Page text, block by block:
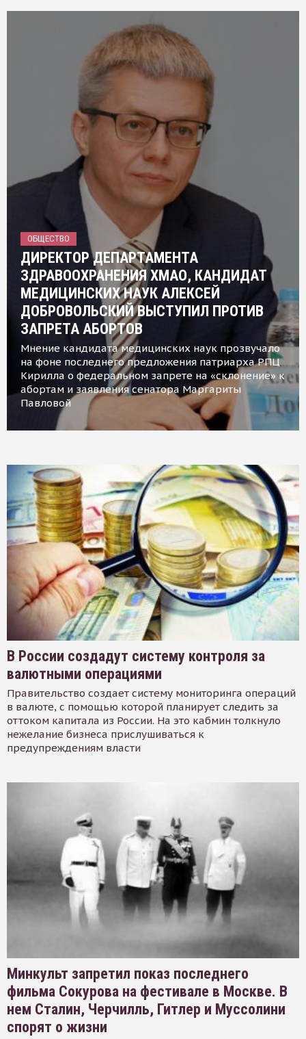
ОБЩЕСТВО
ДИРЕКТОР ДЕПАРТАМЕНТА
ЗДРАВООХРАНЕНИЯ ХМАО, КАНДИДАТ
МЕДИЦИНСКИХ НАУК АЛЕКСЕЙ
ДОБРОВОЛЬСКИЙ ВЫСТУПИЛ ПРОТИВ
ЗАПРЕТА АБОРТОВ
Мнение кандидата медицинских наук прозвучало
на фоне последнего предложения патриарха РПЦ
Кирилла о федеральном запрете на «склонение» к
абортам и заявления сенатора Маргариты
Павловой
В России создадут систему контроля за
валютными операциями
Правительство создает систему мониторинга операций
в валюте, с помощью которой планирует следить за
оттоком капитала из России. На это кабмин толкнуло
нежелание бизнеса прислушиваться к
предупреждениям власти
Минкульт запретил показ последнего
фильма Сокурова на фестивале в Москве. В
нем Сталин, Черчилль, Гитлер и Муссолини
спорят о жизни